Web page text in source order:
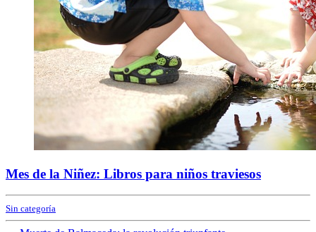
Mes de la Niñez: Libros para niños traviesos
Sin categoría